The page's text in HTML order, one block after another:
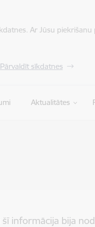
Ar Jūsu
Pārvaldīt sīkdatnes
Aktualitātes
šī informācija bija